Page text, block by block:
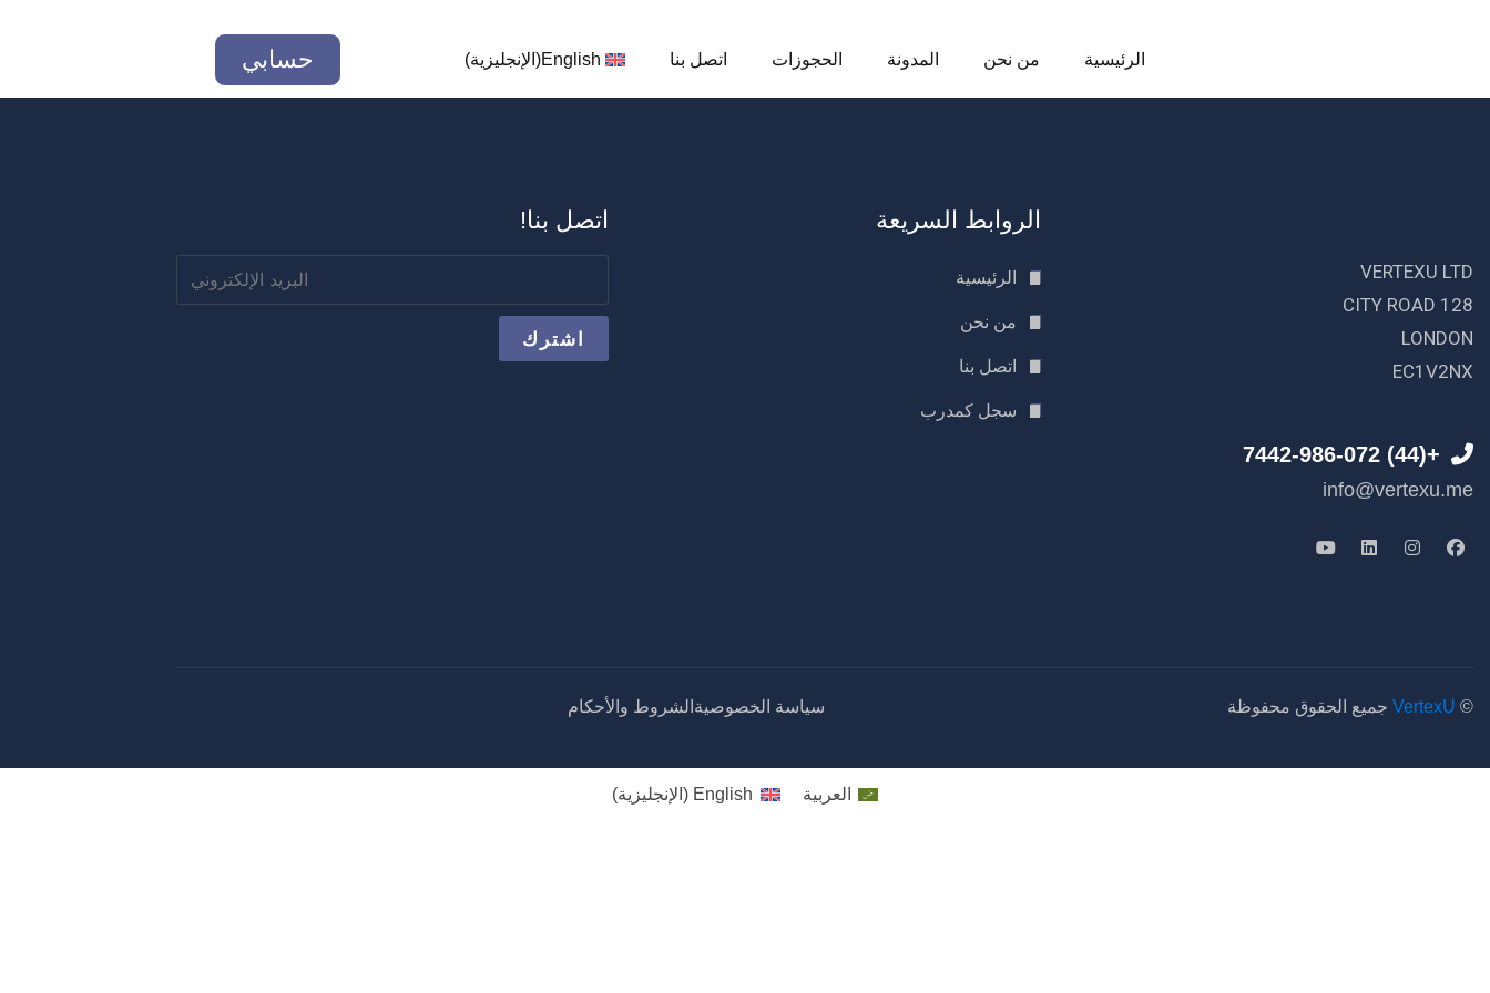
الرئيسية من نحن المدونة الحجوزات اتصل بنا English
( الإنجليزية) حسابي
VERTEXU LTD
128 CITY ROAD
LONDON
EC1V2NX
+(44) 7442-986-072
info@vertexu.me
الروابط السريعة
الرئيسية
من نحن
اتصل بنا
سجل كمدرب
اتصل بنا!
©
VertexU جميع الحقوق محفوظة سياسة الخصوصية الشروط والأحكام
العربية English
(الإنجليزية)